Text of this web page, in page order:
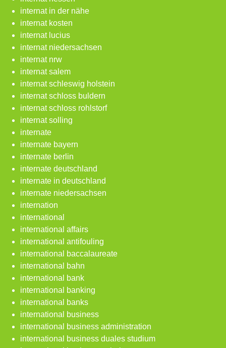
internat in der nähe
internat kosten
internat lucius
internat niedersachsen
internat nrw
internat salem
internat schleswig holstein
internat schloss buldern
internat schloss rohlstorf
internat solling
internate
internate bayern
internate berlin
internate deutschland
internate in deutschland
internate niedersachsen
internation
international
international affairs
international antifouling
international baccalaureate
international bahn
international bank
international banking
international banks
international business
international business administration
international business duales studium